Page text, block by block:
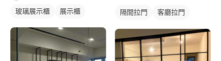
玻璃展示櫃 展示櫃 隔間拉門
客廳拉門
鋁框拉門
玻璃拉門